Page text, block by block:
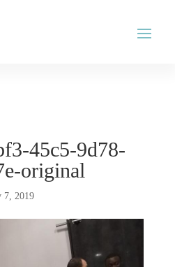
45c5-9d78-
original
7, 2019